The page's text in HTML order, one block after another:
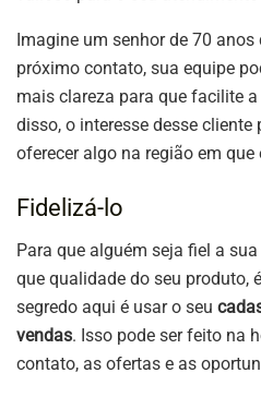
Imagine um senhor de 70
próximo contato, sua equipe
mais clareza para que facilite
disso, o interesse desse cliente
oferecer algo na região em que
Fidelizá-lo
Para que alguém seja fiel a
que qualidade do seu produto,
segredo aqui é usar o seu
vendas. Isso pode ser feito na
contato, as ofertas e as